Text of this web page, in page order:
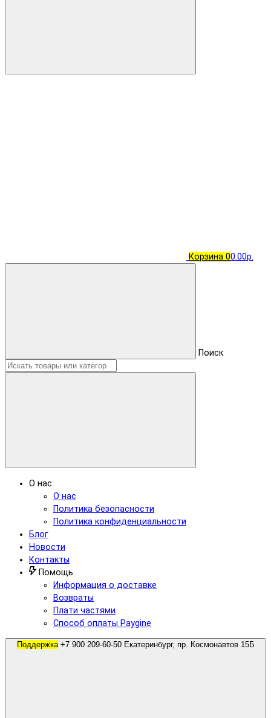
Корзина 00.00р.
Поиск
О нас
О нас
Политика безопасности
Политика конфиденциальности
Блог
Новости
Контакты
Помощь
Информация о доставке
Возвраты
Плати частями
Способ оплаты Paygine
Поддержка